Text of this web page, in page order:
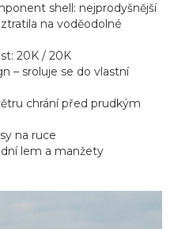
shell: nejprodyšnější
na voděodolné
20K / 20K
– sroluje se do vlastní
chrání před prudkým
na ruce
lem a manžety